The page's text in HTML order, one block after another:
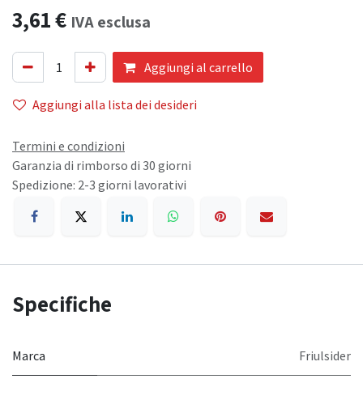
3,61€ IVA esclusa
Aggiungi al carrello
Aggiungi alla lista dei desideri
Termini e condizioni
Garanzia di rimborso di 30 giorni
Spedizione: 2-3 giorni lavorativi
Specifiche
Marca Friulsider